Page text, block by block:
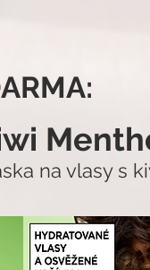
na vlasy s